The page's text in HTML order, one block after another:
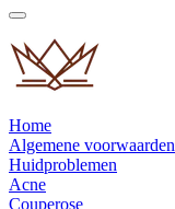
Home
Algemene voorwaarden
Huidproblemen
Acne
Couperose